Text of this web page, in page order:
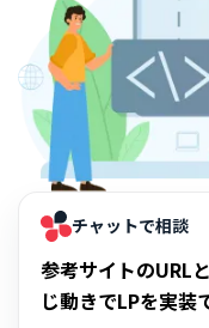
チャットで相談
参考サイトのURL
じ動きでLPを実装